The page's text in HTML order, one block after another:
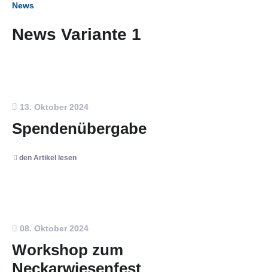
News
News Variante 1
13. Oktober 2024
Spendenübergabe
den Artikel lesen
08. Oktober 2024
Workshop zum
Neckarwiesenfest